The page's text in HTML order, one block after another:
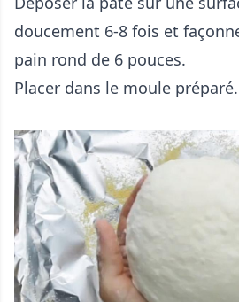
doucement 6-8 fois et
pain rond de 6 pouces.
Placer dans le moule préparé.